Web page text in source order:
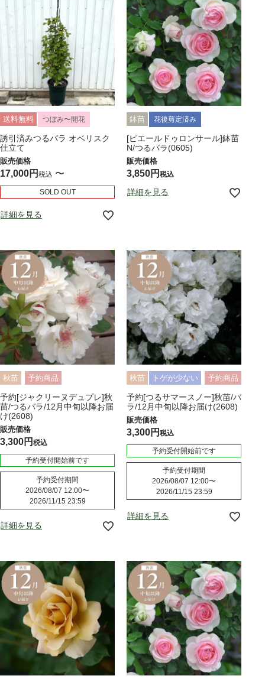
送料無料 つぼみ〜開花
誘引済みつるバラ オベリスク
仕立て
17,000 税込 〜
SOLD OUT
詳細を見る
鉢苗 花後剪定済み
[ピエールドゥロンサール]鉢苗
N/つるバラ(0605)
3,850 税込
詳細を見る
秋苗 予約商品
予約[ジャクリーヌデュプレ]秋
苗/つるバラ/12月中旬以降お届
け(2608)
3,300 税込
予約受付開始前です
予約受付期間
2026/08/07 12:00〜
2026/11/15 23:59
詳細を見る
秋苗 トゲが少ない 予約商品
予約[つるサマースノー]秋苗/バ
ラ/12月中旬以降お届け(2608)
3,300 税込
予約受付開始前です
予約受付期間
2026/08/07 12:00〜
2026/11/15 23:59
詳細を見る